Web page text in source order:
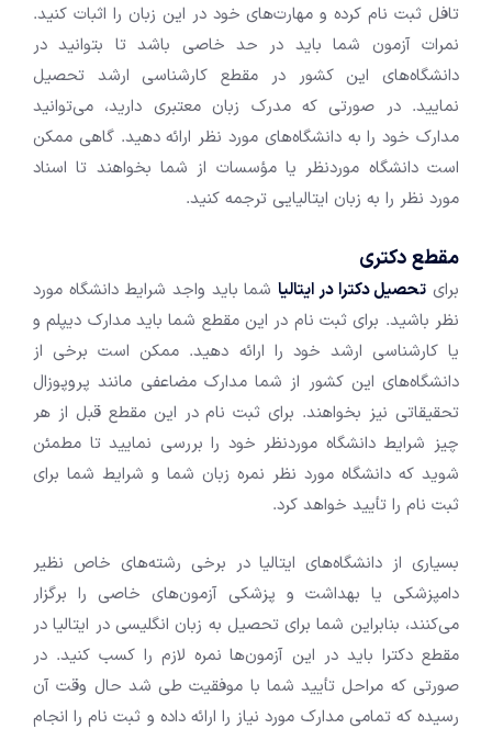
تافل ثبت نام کرده و مهارت‌های خود در این زبان را اثبات کنید.
نمرات آزمون شما باید در حد خاصی باشد تا بتوانید در
دانشگاه‌های این کشور در مقطع کارشناسی ارشد تحصیل
نمایید. در صورتی که مدرک زبان معتبری دارید، می‌توانید
مدارک خود را به دانشگاه‌های مورد نظر ارائه دهید. گاهی ممکن
است دانشگاه موردنظر یا مؤسسات از شما بخواهند تا اسناد
مورد نظر را به زبان ایتالیایی ترجمه کنید.
مقطع دکتری
برای تحصیل دکترا در ایتالیاشما باید واجد شرایط دانشگاه مورد
نظر باشید. برای ثبت نام در این مقطع شما باید مدارک دیپلم و
یا کارشناسی ارشد خود را ارائه دهید. ممکن است برخی از
دانشگاه‌های این کشور از شما مدارک مضاعفی مانند پروپوزال
تحقیقاتی نیز بخواهند. برای ثبت نام در این مقطع قبل از هر
چیز شرایط دانشگاه موردنظر خود را بررسی نمایید تا مطمئن
شوید که دانشگاه مورد نظر نمره زبان شما و شرایط شما برای
ثبت نام را تأیید خواهد کرد.
بسیاری از دانشگاه‌های ایتالیا در برخی رشته‌های خاص نظیر
دامپزشکی یا بهداشت و پزشکی آزمون‌های خاصی را برگزار
می‌کنند، بنابراین شما برای تحصیل به زبان انگلیسی در ایتالیا در
مقطع دکترا باید در این آزمون‌ها نمره لازم را کسب کنید. در
صورتی که مراحل تأیید شما با موفقیت طی شد حال وقت آن
رسیده که تمامی مدارک مورد نیاز را ارائه داده و ثبت نام را انجام